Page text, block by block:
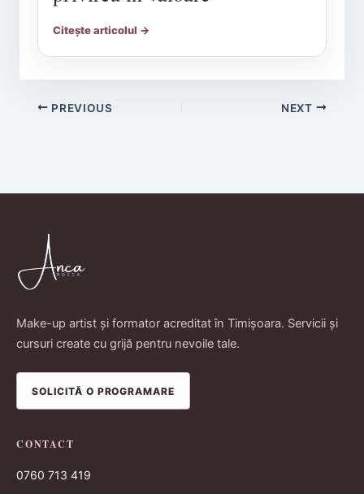
Citește articolul →
PREVIOUS NEXT
Make-up artist și formator acreditat în Timișoara. Servicii și
cursuri create cu grijă pentru nevoile tale.
SOLICITĂ O PROGRAMARE
CONTACT
0760 713 419